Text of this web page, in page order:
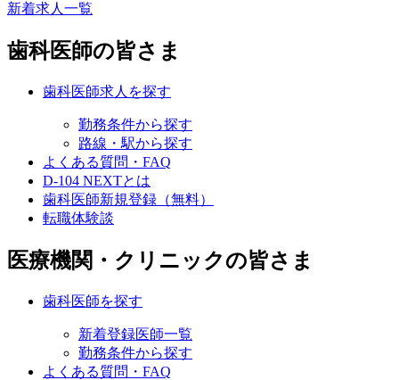
新着求人一覧
歯科医師の皆さま
歯科医師求人を探す
勤務条件から探す
路線・駅から探す
よくある質問・FAQ
D-104 NEXTとは
歯科医師新規登録（無料）
転職体験談
医療機関・クリニックの皆さま
歯科医師を探す
新着登録医師一覧
勤務条件から探す
よくある質問・FAQ